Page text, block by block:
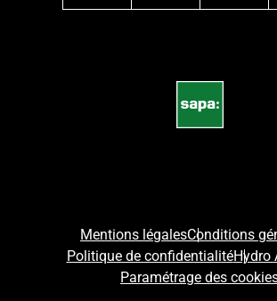
Mentions légalesConditions
Politique de confidentialitéHydro
Paramétrage des